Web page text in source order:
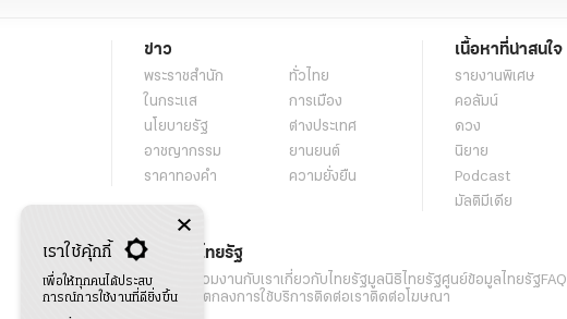
ข่าว
พระราชสำนัก
ทั่วไทย
ในกระแส
การเมือง
นโยบายรัฐ
ต่างประเทศ
อาชญากรรม
ยานยนต์
ราคาทองคำ
ความยั่งยืน
เนื้อหาที่น่าสนใจ
รายงานพิเศษ
คอลัมน์
ดวง
นิยาย
Podcast
มัลติมีเดีย
เกี่ยวกับไทยรัฐ
กิจกรรม ร่วมงานกับเราเกี่ยวกับไทยรัฐมูลนิธิไทยรัฐศูนย์ข้อมูลไทยรัฐFAQ
เงื่อนไขข้อตกลงการใช้บริการติดต่อเราติดต่อโฆษณา
เราใช้คุ้กกี้
เพื่อให้ทุกคนได้ประสบ
การณ์การใช้งานที่ดียิ่งขึ้น